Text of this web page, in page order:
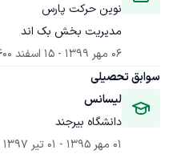
نوین حرکت پارس
مدیریت بخش بک اند
06 مهر 1399
- 15 اسفند 1400
سوابق تحصیلی
لیسانس
دانشگاه بیرجند
01 مهر 1395
- 01 تیر 1397